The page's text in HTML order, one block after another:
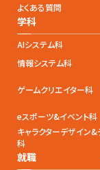
よくある質問
学科
AIシステム科
情報システム科
ゲームクリエイター科
eスポーツ&イベント科
キャラクターデザイン&
科
就職